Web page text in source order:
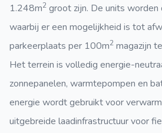
1.248m2 groot zijn. De units worden
waarbij er een mogelijkheid is tot
parkeerplaats per 100m2 magazijn
Het terrein is volledig energie-
zonnepanelen, warmtepompen en
energie wordt gebruikt voor
uitgebreide laadinfrastructuur voor